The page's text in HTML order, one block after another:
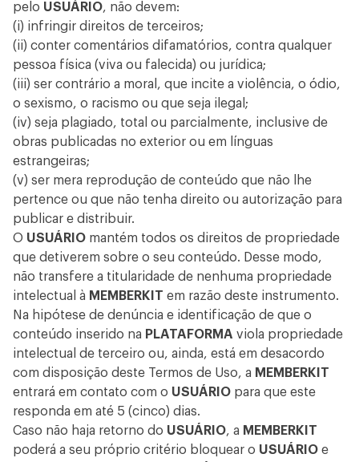
pelo USUÁRIO, não devem:
(i) infringir direitos de terceiros;
(ii) conter comentários difamatórios, contra qualquer
pessoa física (viva ou falecida) ou jurídica;
(iii) ser contrário a moral, que incite a violência, o ódio,
o sexismo, o racismo ou que seja ilegal;
(iv) seja plagiado, total ou parcialmente, inclusive de
obras publicadas no exterior ou em línguas
estrangeiras;
(v) ser mera reprodução de conteúdo que não lhe
pertence ou que não tenha direito ou autorização para
publicar e distribuir.
O USUÁRIO mantém todos os direitos de propriedade
que detiverem sobre o seu conteúdo. Desse modo,
não transfere a titularidade de nenhuma propriedade
intelectual à MEMBERKIT em razão deste instrumento.
Na hipótese de denúncia e identificação de que o
conteúdo inserido na PLATAFORMA viola propriedade
intelectual de terceiro ou, ainda, está em desacordo
com disposição deste Termos de Uso, a MEMBERKIT
entrará em contato com o USUÁRIO para que este
responda em até 5 (cinco) dias.
Caso não haja retorno do USUÁRIO, a MEMBERKIT
poderá a seu próprio critério bloquear o USUÁRIO e